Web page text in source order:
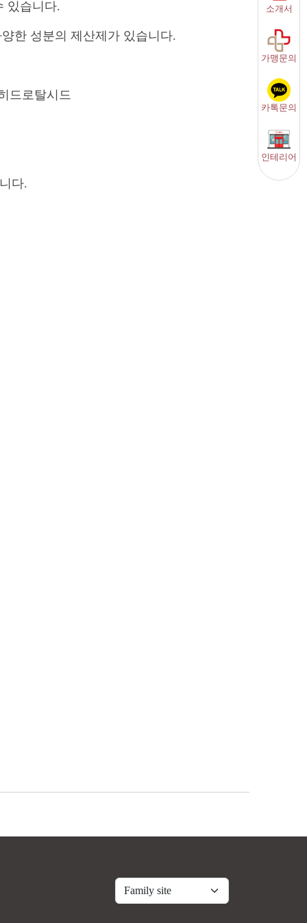
있습니다.
한 성분의 제산제가 있습니다.
드로탈시드
다.
소개서
가맹문의
카톡문의
인테리어